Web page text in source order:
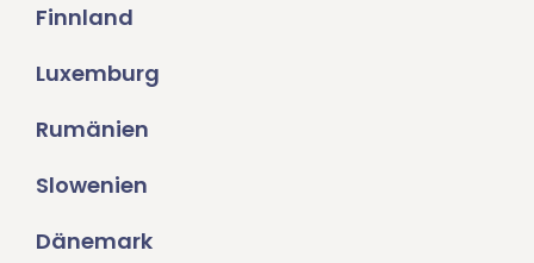
Finnland
Luxemburg
Rumänien
Slowenien
Dänemark